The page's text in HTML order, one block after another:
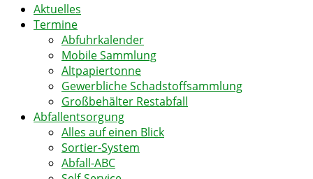
Aktuelles
Termine
Abfuhrkalender
Mobile Sammlung
Altpapiertonne
Gewerbliche Schadstoffsammlung
Großbehälter Restabfall
Abfallentsorgung
Alles auf einen Blick
Sortier-System
Abfall-ABC